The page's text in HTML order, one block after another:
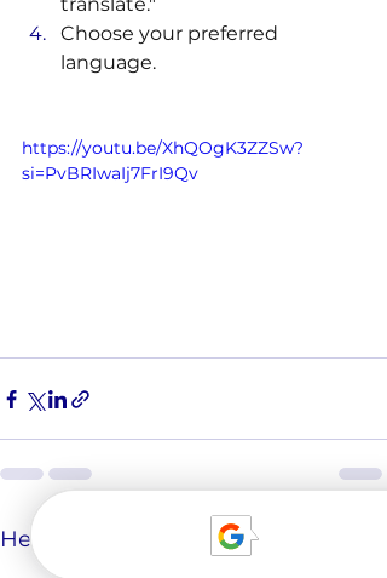
Choose your preferred
language.
https://youtu.be/XhQOgK3ZZSw?
si=PvBRIwaIj7FrI9Qv
Недавние посты